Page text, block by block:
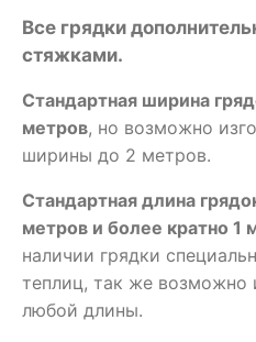
Все грядки
стяжками.
Стандартная ширина
метров, но возможно
ширины до 2 метров.
Стандартная длина
метров и более кратно 1
наличии грядки
теплиц, так же возможно
любой длины.